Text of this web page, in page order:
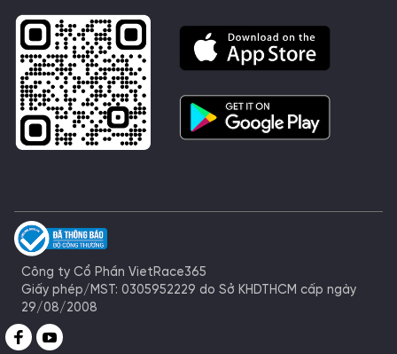
Công ty Cổ Phần VietRace365
Giấy phép/MST: 0305952229 do Sở KHDTHCM cấp ngày
29/08/2008